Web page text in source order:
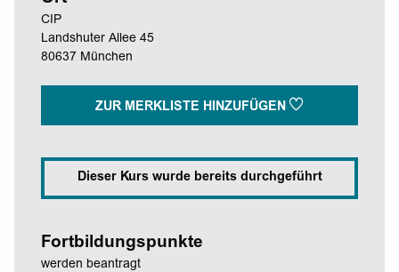
CIP
Landshuter Allee 45
80637 München
ZUR MERKLISTE HINZUFÜGEN
Dieser Kurs wurde bereits durchgeführt
Fortbildungspunkte
werden beantragt